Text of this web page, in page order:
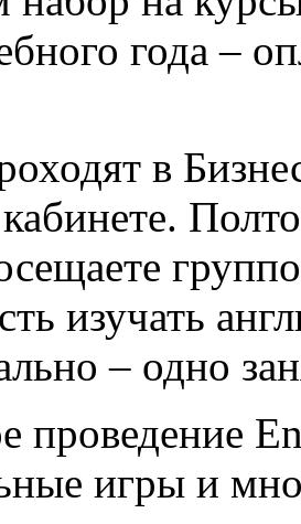
года –
в
изучать
– одно
проведение
игры и